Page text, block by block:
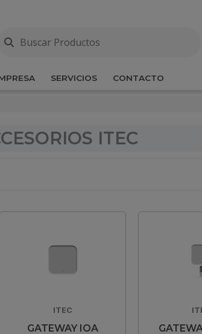
SERVICIOS CONTACTO
ITEC
ITEC
GATEWAY IOA